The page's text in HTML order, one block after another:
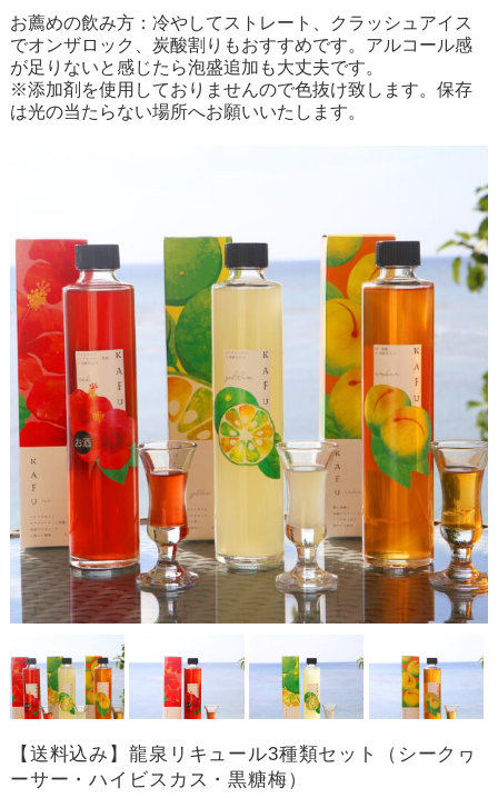
お薦めの飲み方：冷やしてストレート、クラッシュアイス
でオンザロック、炭酸割りもおすすめです。アルコール感
が足りないと感じたら泡盛追加も大丈夫です。
※添加剤を使用しておりませんので色抜け致します。保存
は光の当たらない場所へお願いいたします。
【送料込み】龍泉リキュール3種類セット（シークヮ
ーサー・ハイビスカス・黒糖梅）